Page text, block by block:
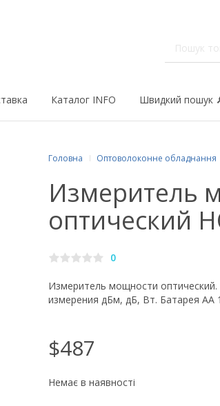
Каталог INFO Швидкий пошук
Головна Оптоволоконне обладнання
Измеритель
оптический
0
Измеритель мощности оптический.
измерения дБм, дБ, Вт. Батарея АА
$487
Немає в наявності